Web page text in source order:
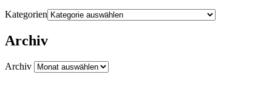
Kategorien
Archiv
Archiv